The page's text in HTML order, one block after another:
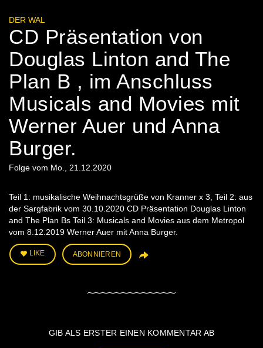
DER WAL
CD Präsentation von
Douglas Linton and The
Plan B , im Anschluss
Musicals and Movies mit
Werner Auer und Anna
Burger.
Folge vom Mo., 21.12.2020
Teil 1: musikalische Weihnachtsgrüße von Kranner x 3, Teil 2: aus
der Sargfabrik vom 30.10.2020 CD Präsentation Douglas Linton
and The Plan Bs Teil 3: Musicals and Movies aus dem Metropol
vom 8.12.2019 Werner Auer mit Anna Burger.
LIKE ABONNIEREN
GIB ALS ERSTER EINEN KOMMENTAR AB